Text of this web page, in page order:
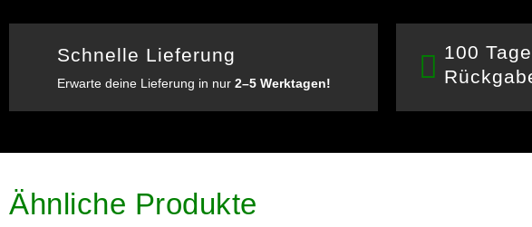
Schnelle Lieferung
Erwarte deine Lieferung in nur 2–5 Werktagen!
100
Ähnliche Produkte